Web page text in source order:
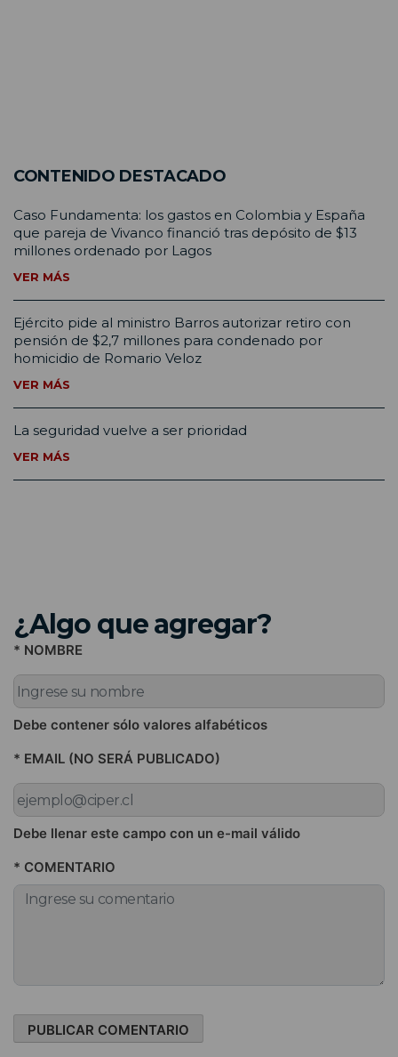
CONTENIDO DESTACADO
Caso Fundamenta: los gastos en Colombia y España
que pareja de Vivanco financió tras depósito de $13
millones ordenado por Lagos
VER MÁS
Ejército pide al ministro Barros autorizar retiro con
pensión de $2,7 millones para condenado por
homicidio de Romario Veloz
VER MÁS
La seguridad vuelve a ser prioridad
VER MÁS
¿Algo que agregar?
* NOMBRE
Debe contener sólo valores alfabéticos
* EMAIL (NO SERÁ PUBLICADO)
Debe llenar este campo con un e-mail válido
* COMENTARIO